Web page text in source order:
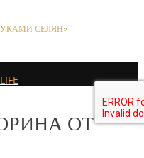
СЕЛЯН»
ОТ